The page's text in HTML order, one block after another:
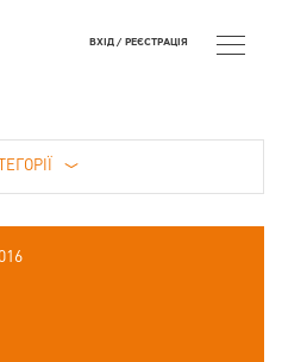
ВХІД / РЕЄСТРАЦІЯ